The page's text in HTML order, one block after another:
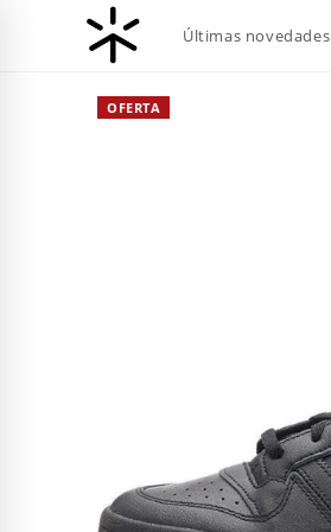
Últimas novedades
OFERTA